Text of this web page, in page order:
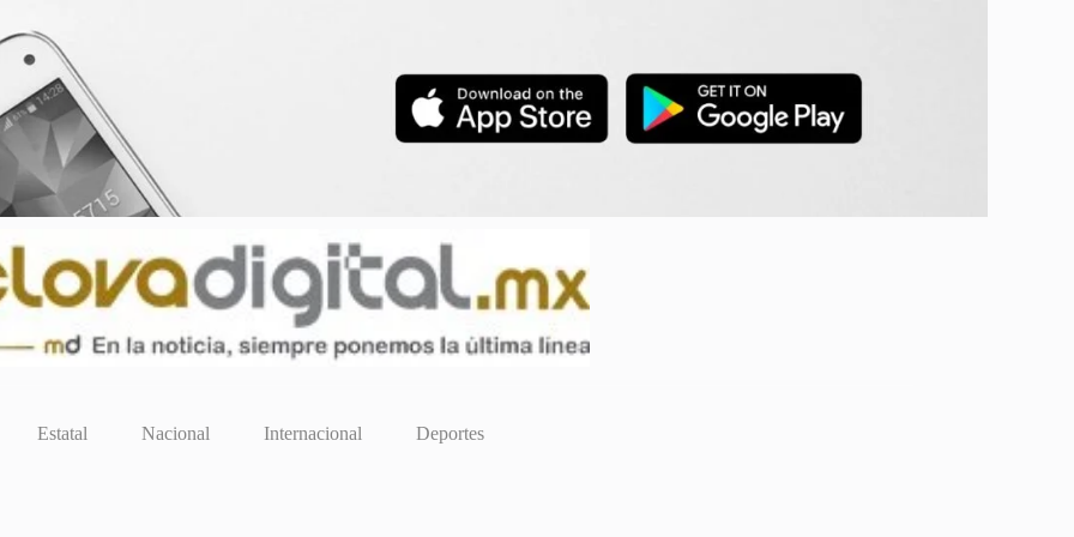
Estatal Nacional Internacional Deportes